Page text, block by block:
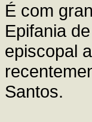
É com
Epifania
episcopal
Santos.